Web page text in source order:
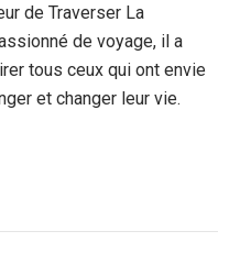
de Traverser La
de voyage, il a
tous ceux qui ont envie
et changer leur vie.